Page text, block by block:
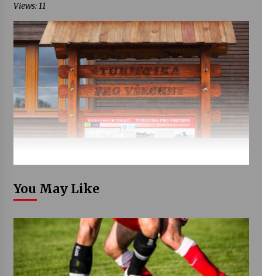
Views: 11
You May Like